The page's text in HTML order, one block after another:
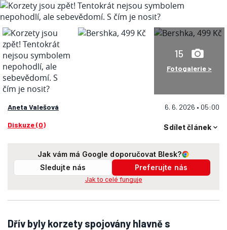
15
Fotogalerie >
Aneta Valešová 6. 6. 2026 • 05:00
Diskuze (0) Sdílet článek
Jak vám má Google doporučovat Blesk?
Sledujte nás
Preferujte nás
Jak to celé funguje
Dřív byly korzety spojovány hlavně s